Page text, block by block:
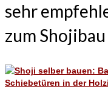
sehr
zum